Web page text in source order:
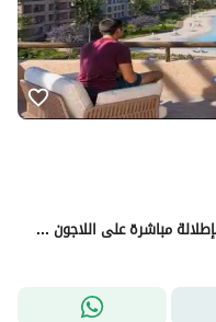
فرصة مميزة وحصرية | شاليه142 م للبيع بإطلالة مباشرة على اللاجون ومواجهة للبحر في Hacienda Waters – Palm Hills | الساحل الشمالي – رأس الحكمة -3 غرف